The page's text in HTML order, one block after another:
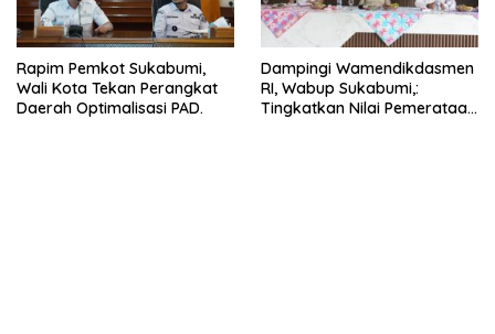
Rapim Pemkot Sukabumi,
Wali Kota Tekan Perangkat
Daerah Optimalisasi PAD.
Dampingi Wamendikdasmen
RI, Wabup Sukabumi,:
Tingkatkan Nilai Pemerataan